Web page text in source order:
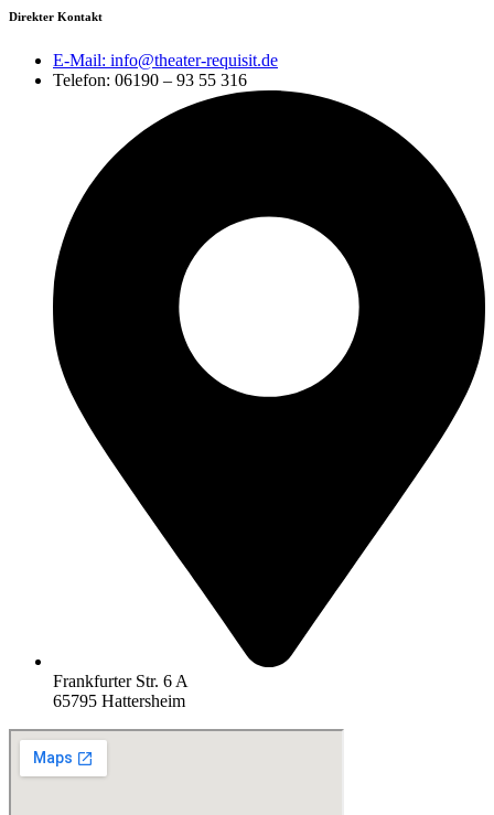
Direkter Kontakt
E-Mail: info@theater-requisit.de
Telefon: 06190 – 93 55 316
Frankfurter Str. 6 A
65795 Hattersheim